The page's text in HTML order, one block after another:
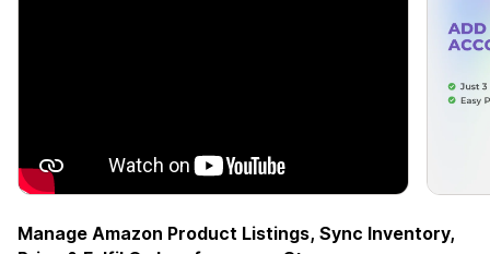
Manage Amazon Product Listings, Sync Inventory,